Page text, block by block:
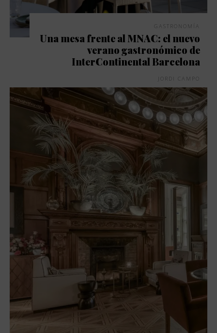
GASTRONOMÍA
Una mesa frente al MNAC: el nuevo
verano gastronómico de
InterContinental Barcelona
JORDI CAMPO